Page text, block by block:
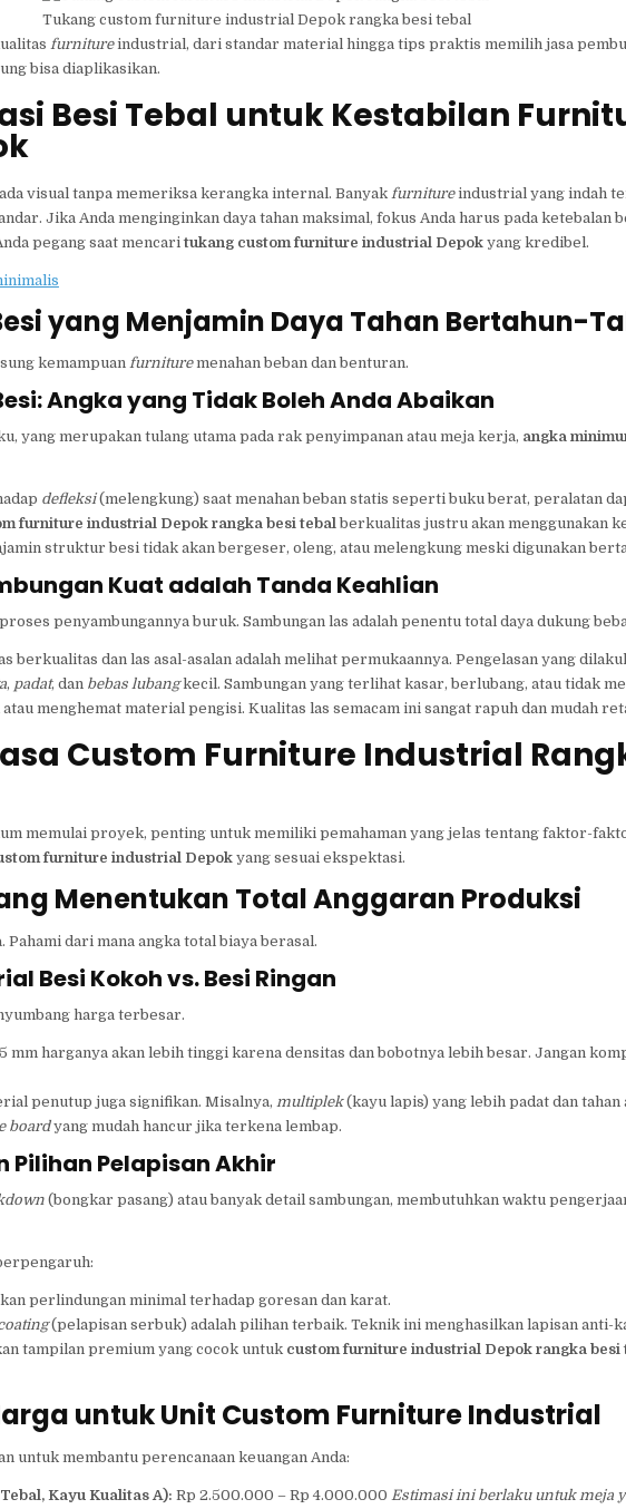
Tukang custom furniture industrial Depok rangka besi tebal
furnitureindustrial, dari standar material hingga tips praktis memilih jasa
bisa diaplikasikan.
Besi Tebal untuk Kestabilan
visual tanpa memeriksa kerangka internal. Banyak furnitureindustrial yang indah
Jika Anda menginginkan daya tahan maksimal, fokus Anda harus pada ketebalan
pegang saat mencaritukang custom furniture industrial Depokyang kredibel.
yang Menjamin Daya Tahan Bertahun-
kemampuan furnituremenahan beban dan benturan.
Angka yang Tidak Boleh Anda Abaikan
yang merupakan tulang utama pada rak penyimpanan atau meja kerja, angka
defleksi(melengkung) saat menahan beban statis seperti buku berat, peralatan
furniture industrial Depok rangka besi tebalberkualitas justru akan menggunakan
struktur besi tidak akan bergeser, oleng, atau melengkung meski digunakan
Kuat adalah Tanda Keahlian
penyambungannya buruk. Sambungan las adalah penentu total daya dukung
berkualitas dan las asal-asalan adalah melihat permukaannya. Pengelasan yang
, padat, dan bebas lubangkecil. Sambungan yang terlihat kasar, berlubang, atau tidak
menghemat material pengisi. Kualitas las semacam ini sangat rapuh dan mudah
Custom Furniture Industrial
memulai proyek, penting untuk memiliki pemahaman yang jelas tentang faktor-
furniture industrial Depokyang sesuai ekspektasi.
Menentukan Total Anggaran Produksi
dari mana angka total biaya berasal.
Besi Kokoh vs. Besi Ringan
harga terbesar.
mm harganya akan lebih tinggi karena densitas dan bobotnya lebih besar. Jangan
penutup juga signifikan. Misalnya, multiplek(kayu lapis) yang lebih padat dan tahan
boardyang mudah hancur jika terkena lembap.
Pilihan Pelapisan Akhir
(bongkar pasang) atau banyak detail sambungan, membutuhkan waktu
perlindungan minimal terhadap goresan dan karat.
(pelapisan serbuk) adalah pilihan terbaik. Teknik ini menghasilkan lapisan anti-
tampilan premium yang cocok untuk custom furniture industrial Depok rangka besi
untuk Unit Custom Furniture Industrial
untuk membantu perencanaan keuangan Anda:
Kayu Kualitas A): Rp 2.500.000 – Rp 4.000.000 Estimasi ini berlaku untuk meja